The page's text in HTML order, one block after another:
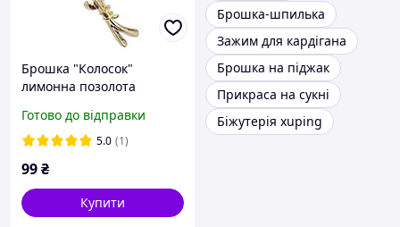
Брошка "Колосок"
лимонна позолота
Готово до відправки
5.0 (1)
99₴
Купити
Брошка-шпилька
Зажим для кардігана
Брошка на піджак
Прикраса на сукні
Біжутерія xuping